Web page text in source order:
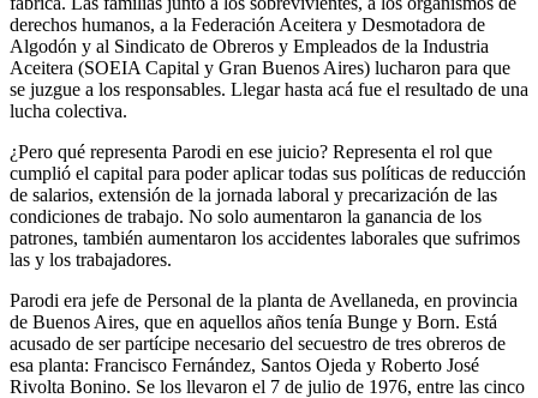
derechos humanos, a la Federación Aceitera y Desmotadora de
Algodón y al Sindicato de Obreros y Empleados de la Industria
Aceitera (SOEIA Capital y Gran Buenos Aires) lucharon para que
se juzgue a los responsables. Llegar hasta acá fue el resultado de una
lucha colectiva.
¿Pero qué representa Parodi en ese juicio? Representa el rol que
cumplió el capital para poder aplicar todas sus políticas de reducción
de salarios, extensión de la jornada laboral y precarización de las
condiciones de trabajo. No solo aumentaron la ganancia de los
patrones, también aumentaron los accidentes laborales que sufrimos
las y los trabajadores.
Parodi era jefe de Personal de la planta de Avellaneda, en provincia
de Buenos Aires, que en aquellos años tenía Bunge y Born. Está
acusado de ser partícipe necesario del secuestro de tres obreros de
esa planta: Francisco Fernández, Santos Ojeda y Roberto José
Rivolta Bonino. Se los llevaron el 7 de julio de 1976, entre las cinco